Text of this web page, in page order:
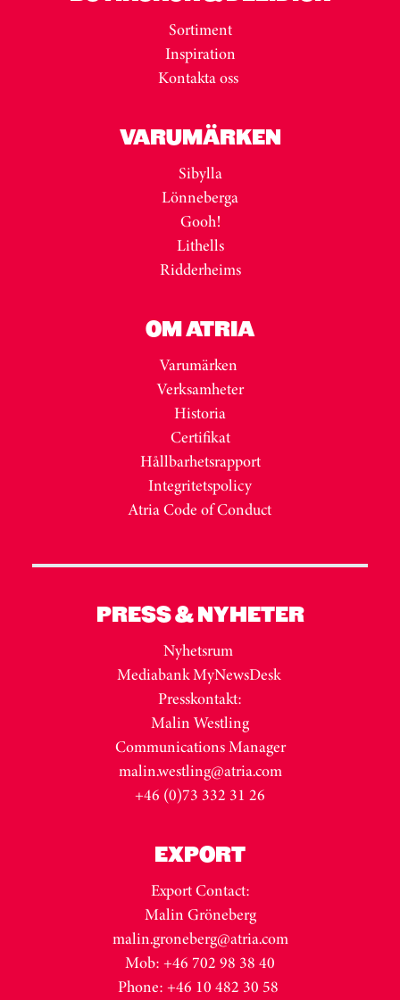
Sortiment
Inspiration
Kontakta oss
VARUMÄRKEN
Sibylla
Lönneberga
Gooh!
Lithells
Ridderheims
OM ATRIA
Varumärken
Verksamheter
Historia
Certifikat
Hållbarhetsrapport
Integritetspolicy
Atria Code of Conduct
PRESS & NYHETER
Nyhetsrum
Mediabank MyNewsDesk
Presskontakt:
Malin Westling
Communications Manager
malin.westling@atria.com
+46 (0)73 332 31 26
EXPORT
Export Contact:
Malin Gröneberg
malin.groneberg@atria.com
Mob: +46 702 98 38 40
Phone: +46 10 482 30 58